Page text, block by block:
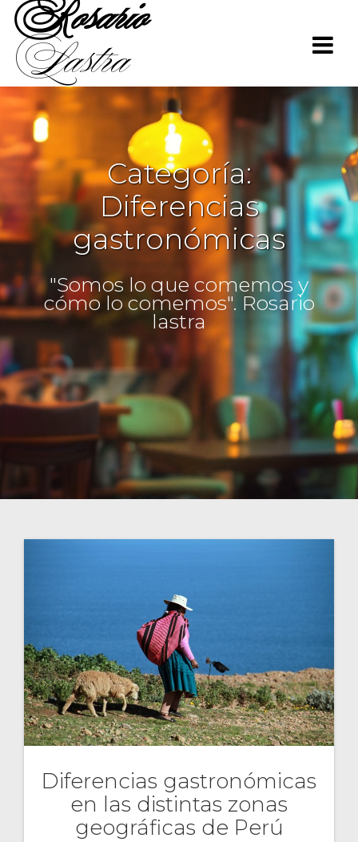
Rosario
Lastra
Categoría:
Diferencias
gastronómicas
"Somos lo que comemos y
cómo lo comemos". Rosario
lastra
Diferencias gastronómicas
en las distintas zonas
geográficas de Perú